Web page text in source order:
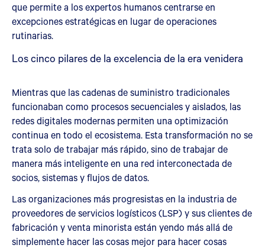
que permite a los expertos humanos centrarse en
excepciones estratégicas en lugar de operaciones
rutinarias.
Los cinco pilares de la excelencia de la era venidera
Mientras que las cadenas de suministro tradicionales
funcionaban como procesos secuenciales y aislados, las
redes digitales modernas permiten una optimización
continua en todo el ecosistema. Esta transformación no se
trata solo de trabajar más rápido, sino de trabajar de
manera más inteligente en una red interconectada de
socios, sistemas y flujos de datos.
Las organizaciones más progresistas en la industria de
proveedores de servicios logísticos (LSP) y sus clientes de
fabricación y venta minorista están yendo más allá de
simplemente hacer las cosas mejor para hacer cosas